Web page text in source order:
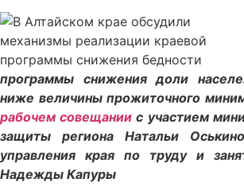
программы снижения доли
ниже величины прожиточного
рабочем совещании с участием
защиты региона Натальи
управления края по труду и
Надежды Капуры